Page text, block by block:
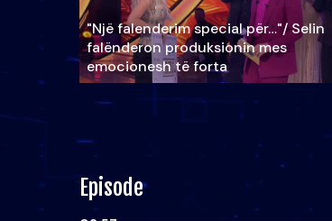
"Një falenderim special për…"/ Selin
falënderon produksionin mes
emocionesh të forta
Episode